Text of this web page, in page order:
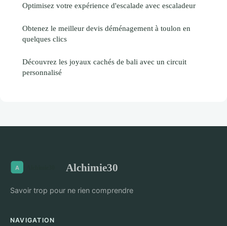
Optimisez votre expérience d'escalade avec escaladeur
Obtenez le meilleur devis déménagement à toulon en
quelques clics
Découvrez les joyaux cachés de bali avec un circuit
personnalisé
Alchimie30
Savoir trop pour ne rien comprendre
NAVIGATION